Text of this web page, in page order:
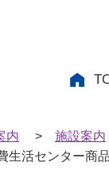
内 > 施設案内
活センター商